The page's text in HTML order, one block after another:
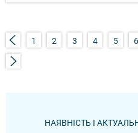
1 2 3 4 5 6
НАЯВНІСТЬ І